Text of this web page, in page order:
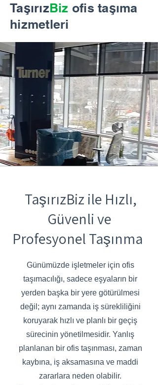
TaşırızBiz ofis taşıma
hizmetleri
TaşırızBiz ile Hızlı,
Güvenli ve
Profesyonel Taşınma
Günümüzde işletmeler için ofis
taşımacılığı, sadece eşyaların bir
yerden başka bir yere götürülmesi
değil; aynı zamanda iş sürekliliğini
koruyarak hızlı ve planlı bir geçiş
sürecinin yönetilmesidir. Yanlış
planlanan bir ofis taşınması, zaman
kaybına, iş aksamasına ve maddi
zararlara neden olabilir.